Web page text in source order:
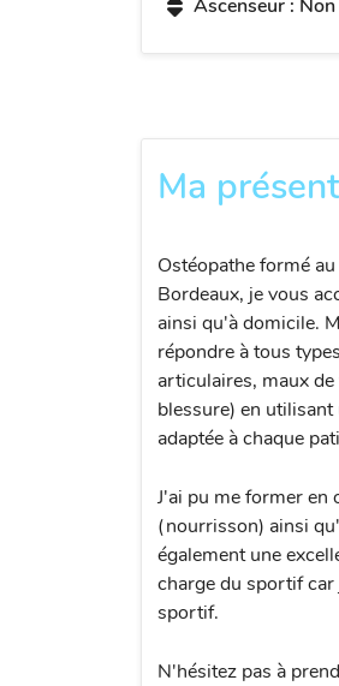
Ascenseur : Non
Ma
Ostéopathe formé
Bordeaux, je vous
ainsi qu'à domicile.
répondre à tous
articulaires, maux
blessure) en
adaptée à chaque
J'ai pu me former en
(nourrisson) ainsi
également une
charge du sportif
sportif.
N'hésitez pas à